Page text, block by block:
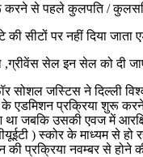
से पहले कुलपति /
सीटों पर नहीं दिया
सेल इन सेल को दी
जस्टिस ने दिल्ली
एडमिशन प्रक्रिया शुरू
जबकि उसकी एवज में
) स्कोर के माध्यम से
प्रक्रिया नवम्बर से होने